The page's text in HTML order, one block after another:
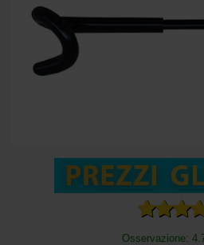
Osservazione: